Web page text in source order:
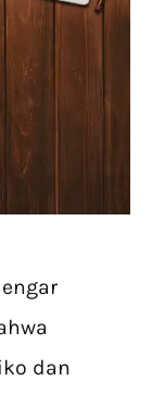
dan